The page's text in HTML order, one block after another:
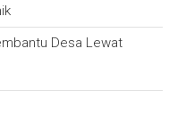
Desa Lewat